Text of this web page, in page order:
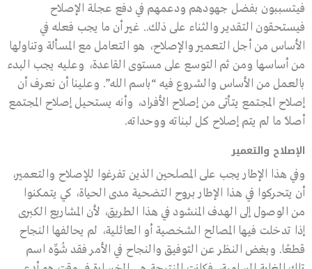
فيتسببون بفضل جهودهم ودعمهم في دفع عجلة الإصلاح
فيستحقون التقدير والثناء على ذلك.. غير أن ما يجب فعله في
الأساس من أجل التعمير والإصلاح، هو التعامل مع المسألة وتناولها
من أساسها ومن ثم التوسع على مستوى القاعدة، وعليه يجب البدء
بالعمل من الأساس والشروع فيه “باسم الله”. وعلينا أن نعرف أن
إصلاح المجتمع يتأتى من إصلاح الأفراد، وأنه يستحيل إصلاح المجتمع
أصلاً ما لم يتم إصلاح كل لبناته ووحداته.
الإصلاح والتعمير
وفي هذا الإطار يجب على المصلحين الذين تفرغوا للإصلاح والتعمير،
أن يتحركوا في هذا الإطار بروح التضحية مدى الحياة، كي يتمكنوا
من الوصول إلى الهدف المنشود في هذا الطريق، لأن المشاريع الكبرى
إذا تدخلت فيها المصالح الشخصية أو العائلية، لم يحالفها النجاح
قطعًا. وبغض النظر عن التوفيق والنجاح في الأمر فقد شُوِّه اسم